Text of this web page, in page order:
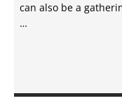
can also be a
…